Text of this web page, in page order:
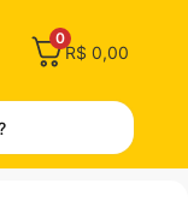
0
R$ 0,00